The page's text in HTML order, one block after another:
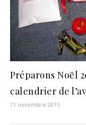
Préparons Noël
calendrier de
11 novembre 2015